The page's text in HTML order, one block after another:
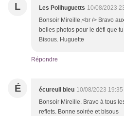
L Les Pollhuguetts 10/08/2023
Bonsoir Mireille,<br /> Bravo
belles photos pour le défi que
Bisous. Huguette
Répondre
É écureuil bleu 10/08/2023 19:35
Bonsoir Mireille. Bravo à tous
reflets. Bonne soirée et bisous